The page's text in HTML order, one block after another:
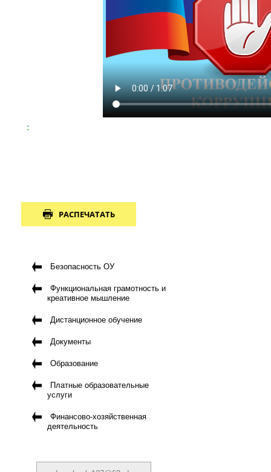
РАСПЕЧАТАТЬ
Безопасность ОУ
Функциональная грамотность и
креативное мышление
Дистанционное обучение
Документы
Образование
Платные образовательные
услуги
Финансово-хозяйственная
деятельность